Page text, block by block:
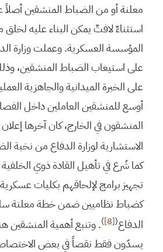
معلنة أو من الضباط المنشقين
استثناءٌ لافتٌ يمكن البناء عليه
المؤسسة العسكرية. وعملت وزارة
على استيعاب الضباط المنشقين،
على الخبرة الميدانية والجاهزية
أوسع للمنشقين العاملين داخل
المنشقون في الخارج، كان آخرها
الاستشارية لوزارة الدفاع من نخبة
كما شُرع في تأهيل القادة ذوي
تجهيز برامج لإلحاقهم بكليات
كضباط نظاميين ضمن خطة معلنة
الدفاع(
[8]
). وتنبع أهمية المنشقين
يسدّون فقط نقصاً في بعض